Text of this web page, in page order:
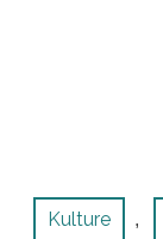
Kulture ,